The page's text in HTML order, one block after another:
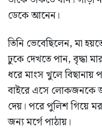
ডেকে আনেন।
তিনি ভেবেছিলেন, মা
ঢুকে দেখতে পান, বৃদ্ধা
ধরে মাংস খুলে বিছানায়
বাইরে এসে লোকজনকে
দেয়। পরে পুলিশ গিয়ে
জন্য মর্গে পাঠায়।